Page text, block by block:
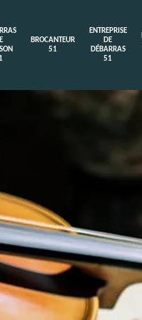
BROCANTEUR
51
ENTREPRISE
DE
DÉBARRAS
51